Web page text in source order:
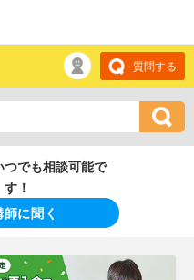
質問する
つでも相談可能で
す！
に聞く